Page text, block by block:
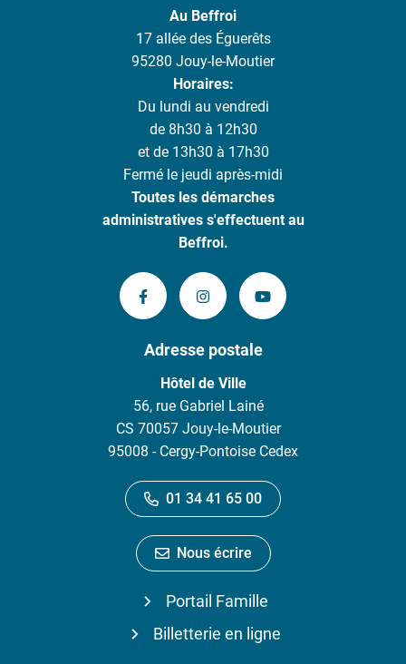
Au Beffroi
17 allée des Éguerêts
95280 Jouy-le-Moutier
Horaires:
Du lundi au vendredi
de 8h30 à 12h30
et de 13h30 à 17h30
Fermé le jeudi après-midi
Toutes les démarches
administratives s'effectuent au
Beffroi.
Lien vers le compte Facebook
Lien vers le compte Instagram
Lien vers la chaîne
Adresse postale
Hôtel de Ville
56, rue Gabriel Lainé
CS 70057 Jouy-le-Moutier
95008 - Cergy-Pontoise Cedex
01 34 41 65 00
Nous écrire
Portail Famille
Billetterie en ligne